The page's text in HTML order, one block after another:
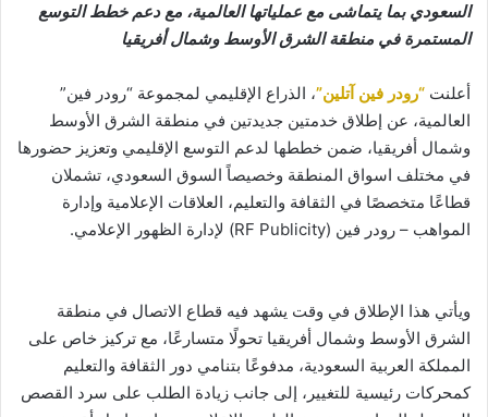
السعودي بما يتماشى مع عملياتها العالمية، مع دعم خطط التوسع
المستمرة في منطقة الشرق الأوسط وشمال أفريقيا
أعلنت “رودر فين آتلين”، الذراع الإقليمي لمجموعة “رودر فين”
العالمية، عن إطلاق خدمتين جديدتين في منطقة الشرق الأوسط
وشمال أفريقيا، ضمن خططها لدعم التوسع الإقليمي وتعزيز حضورها
في مختلف اسواق المنطقة وخصيصاً السوق السعودي، تشملان
قطاعًا متخصصًا في الثقافة والتعليم، العلاقات الإعلامية وإدارة
المواهب – رودر فين (RF Publicity) لإدارة الظهور الإعلامي.
ويأتي هذا الإطلاق في وقت يشهد فيه قطاع الاتصال في منطقة
الشرق الأوسط وشمال أفريقيا تحولًا متسارعًا، مع تركيز خاص على
المملكة العربية السعودية، مدفوعًا بتنامي دور الثقافة والتعليم
كمحركات رئيسية للتغيير، إلى جانب زيادة الطلب على سرد القصص